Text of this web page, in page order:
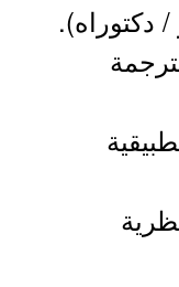
دكتوراه).